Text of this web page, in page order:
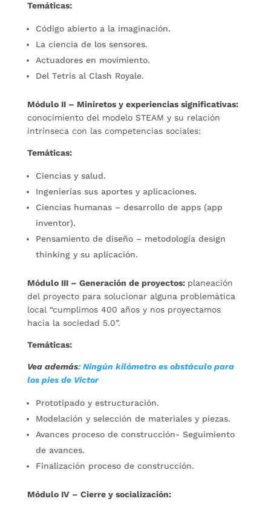
Temáticas:
Código abierto a la imaginación.
La ciencia de los sensores.
Actuadores en movimiento.
Del Tetris al Clash Royale.
Módulo II – Miniretos y experiencias significativas:
conocimiento del modelo STEAM y su relación
intrínseca con las competencias sociales:
Temáticas:
Ciencias y salud.
Ingenierías sus aportes y aplicaciones.
Ciencias humanas – desarrollo de apps (app
inventor).
Pensamiento de diseño – metodología design
thinking y su aplicación.
Módulo III – Generación de proyectos: planeación
del proyecto para solucionar alguna problemática
local “cumplimos 400 años y nos proyectamos
hacia la sociedad 5.0”.
Temáticas:
Vea además: Ningún kilómetro es obstáculo para
los pies de Victor
Prototipado y estructuración.
Modelación y selección de materiales y piezas.
Avances proceso de construcción- Seguimiento
de avances.
Finalización proceso de construcción.
Módulo IV – Cierre y socialización: